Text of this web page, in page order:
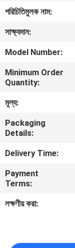
সম্পর্কে
কারখানা
ভ্রমণ
মান
নিয়ন্ত্রণ
আমাদের
সাথে
যোগাযোগ
পরিচিতিমুলক নাম:
সাক্ষ্যদান:
Model Number:
Minimum Order
Quantity:
মূল্য:
Packaging
Details:
Delivery Time:
Payment
Terms:
লক্ষণীয় করা: